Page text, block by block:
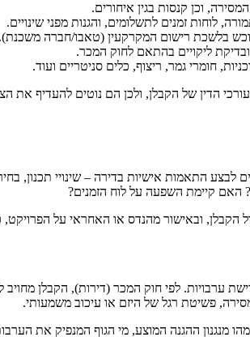
וכן קנסות בגין איחורים.
לוחות זמנים לתשלומים, והגנות מפני שינויים.
בלשכת רישום המקרקעין (טאבו/חברה משכנת).
ליקויים בהתאם לחוק המכר.
חומרי גמר, ריצוף, כלים סניטריים ועוד.
הדין של הקבלן, ולכן הם נוטים להעדיף
התאמות אישיות בדירה – שינויי תכנון,
האם קיימת השפעה על לוח הזמנים?
הקבלן, ובאישור מהנדס או האחראי על הפרויקט,
ערבויות. לפי חוק המכר (דירות), הקבלן
פשיטת רגל של היזם או עיכוב משמעותי.
מנגנון ההגנה המוצע, מי הגוף המנפיק את